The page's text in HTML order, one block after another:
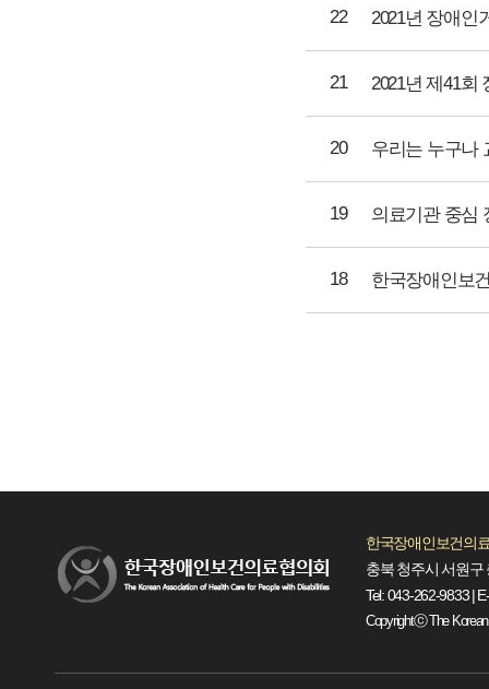
22 2021년 장애인
21 2021년 제41회
20
19
18 한국장애인보
한국장애인보건의
충북 청주시 서원구
Tel: 043-262-9833 |
Copyrightⓒ The Korean